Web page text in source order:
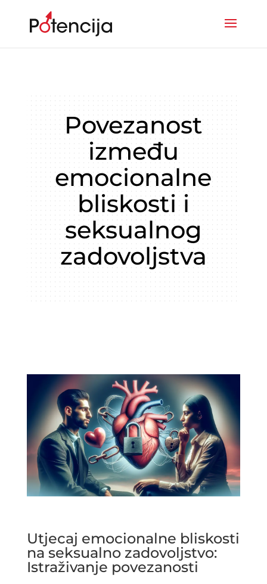
Povezanost
između
emocionalne
bliskosti i
seksualnog
zadovoljstva
Utjecaj emocionalne bliskosti
na seksualno zadovoljstvo:
Istraživanje povezanosti